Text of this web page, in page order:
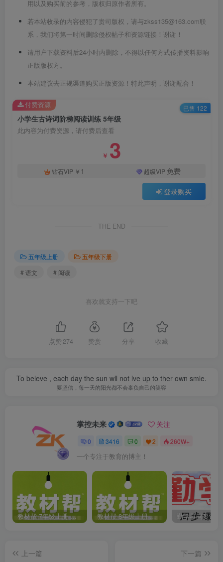
用以及购买前的参考，版权归原作者所有。
若本站收录的内容侵犯了贵司版权，请与zkss135@163.com联
系，我们将第一时间删除侵权帖子和资源链接！谢谢！
请用户下载资料后24小时内删除，不得以任何方式传播资料影响
正版版权方。
本站建议去正规渠道购买正版资源！特此声明，谢谢配合！
小学生古诗词阶梯阅读训练 5年级
此内容为付费资源，请付费后查看
￥ 3
钻石VIP ￥ 1 超级VIP 免费
登录购买
付费资源 已售 122
THE END
五年级上册
五年级下册
# 语文
# 阅读
喜欢就支持一下吧
点赞 274 赞赏 分享 收藏
To beleve , each day the sun wll not lve up to ther own smle.
要坚信，每一天的阳光都不会辜负自己的笑容
掌控未来 关注
0 3416 0 2 260W+
一个专注于教育的博主！
教材帮 7年级上册 语文人教版(2023秋) 教材帮 8年级上册 语文人教版(2023秋)
上一篇
下一篇